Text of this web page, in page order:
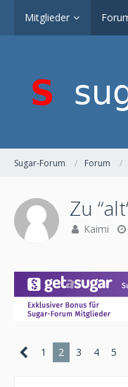
Mitglieder
Sugar-Forum Forum
Zu
Kaimi
1 2 3 4 5